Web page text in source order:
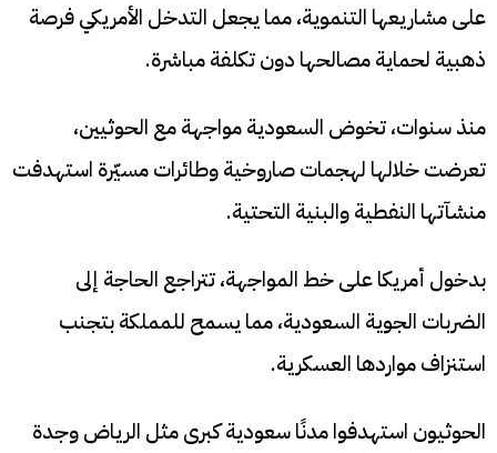
على مشاريعها التنموية، مما يجعل التدخل الأمريكي فرصة
ذهبية لحماية مصالحها دون تكلفة مباشرة.
منذ سنوات، تخوض السعودية مواجهة مع الحوثيين،
تعرضت خلالها لهجمات صاروخية وطائرات مسيّرة استهدفت
منشآتها النفطية والبنية التحتية.
بدخول أمريكا على خط المواجهة، تتراجع الحاجة إلى
الضربات الجوية السعودية، مما يسمح للمملكة بتجنب
استنزاف مواردها العسكرية.
الحوثيون استهدفوا مدنًا سعودية كبرى مثل الرياض وجدة